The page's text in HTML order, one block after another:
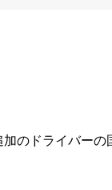
のドライバーの